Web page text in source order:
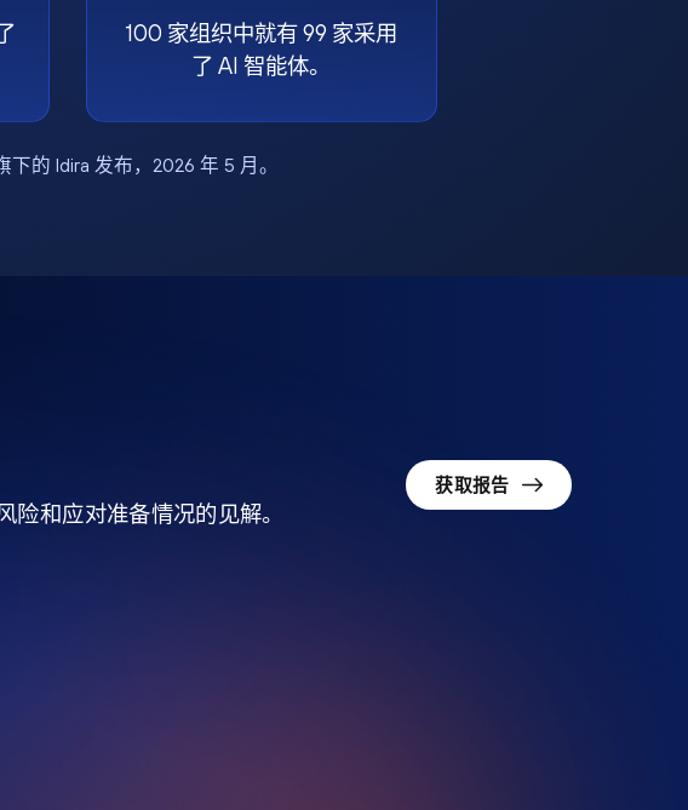
100 家组织中就有 99 家采用
了 AI 智能体。
下的 Idira 发布，2026 年 5 月。
和应对准备情况的见解。
获取报告